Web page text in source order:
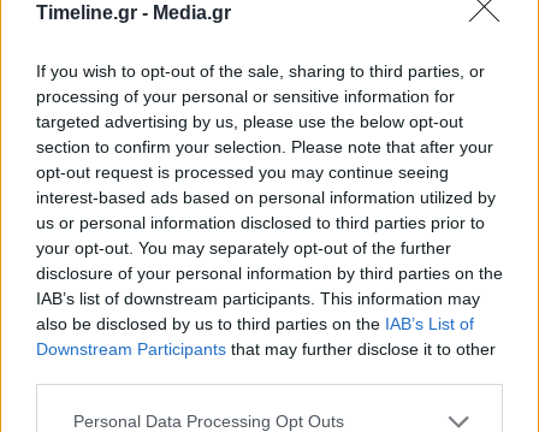
Timeline.gr - Media.gr
If you wish to opt-out of the sale, sharing to third parties, or
processing of your personal or sensitive information for
targeted advertising by us, please use the below opt-out
section to confirm your selection. Please note that after your
opt-out request is processed you may continue seeing
interest-based ads based on personal information utilized by
us or personal information disclosed to third parties prior to
your opt-out. You may separately opt-out of the further
disclosure of your personal information by third parties on the
IAB’s list of downstream participants. This information may
also be disclosed by us to third parties on the IAB’s List of
Downstream Participants that may further disclose it to other
Personal Data Processing Opt Outs